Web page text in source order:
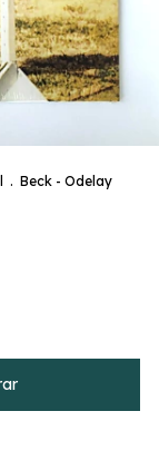
. Beck - Odelay